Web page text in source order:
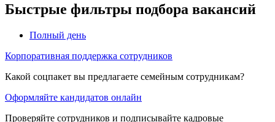
Быстрые фильтры подбора вакансий
Полный день
Корпоративная поддержка сотрудников
Какой соцпакет вы предлагаете семейным сотрудникам?
Оформляйте кандидатов онлайн
Проверяйте сотрудников и подписывайте кадровые